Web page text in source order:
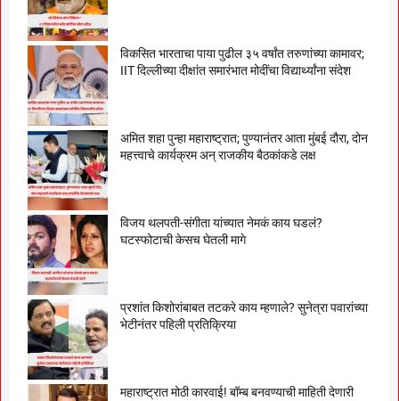
विकसित भारताचा पाया पुढील ३५ वर्षांत तरुणांच्या कामावर;
IIT दिल्लीच्या दीक्षांत समारंभात मोदींचा विद्यार्थ्यांना संदेश
अमित शहा पुन्हा महाराष्ट्रात; पुण्यानंतर आता मुंबई दौरा, दोन
महत्त्वाचे कार्यक्रम अन् राजकीय बैठकांकडे लक्ष
विजय थलपती-संगीता यांच्यात नेमकं काय घडलं?
घटस्फोटाची केसच घेतली मागे
प्रशांत किशोरांबाबत तटकरे काय म्हणाले? सुनेत्रा पवारांच्या
भेटीनंतर पहिली प्रतिक्रिया
महाराष्ट्रात मोठी कारवाई! बॉम्ब बनवण्याची माहिती देणारी